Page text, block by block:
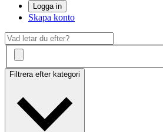
Logga in
Skapa konto
Filtrera efter kategori